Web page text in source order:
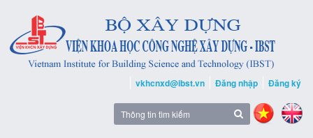
vkhcnxd@ibst.vn Đăng nhập Đăng ký